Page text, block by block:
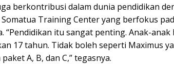
berkontribusi dalam dunia pendidikan
Somatua Training Center yang berfokus
“Pendidikan itu sangat penting. Anak-
17 tahun. Tidak boleh seperti Maximus
A, B, dan C,” tegasnya.